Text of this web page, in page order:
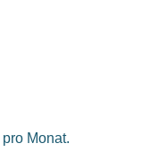
Monat.